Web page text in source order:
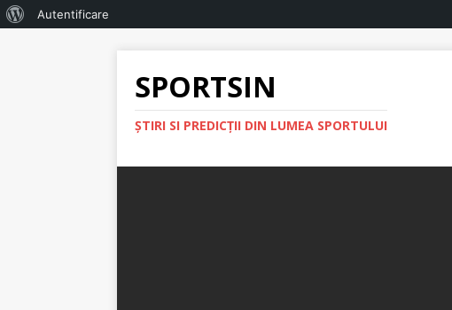
Autentificare
SPORTSIN
ŞTIRI SI PREDICŢII DIN LUMEA SPORTULUI